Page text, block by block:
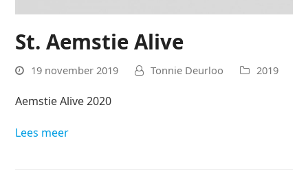
St. Aemstie Alive
19 november 2019 Tonnie Deurloo 2019
Aemstie Alive 2020
Lees meer